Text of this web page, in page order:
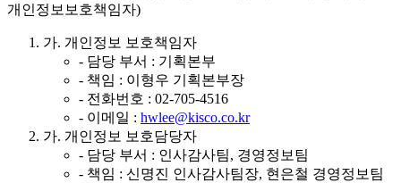
개인정보보호책임자)
가. 개인정보 보호책임자
- 담당 부서 : 기획본부
- 책임 : 이형우 기획본부장
- 전화번호 : 02-705-4516
- 이메일 : hwlee@kisco.co.kr
가. 개인정보 보호담당자
- 담당 부서 : 인사감사팀, 경영정보팀
- 책임 : 신명진 인사감사팀장, 현은철 경영정보팀